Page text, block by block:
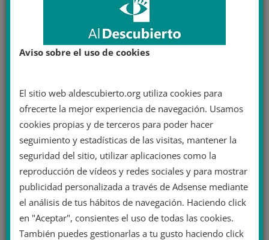
Aviso sobre el uso de cookies
El sitio web aldescubierto.org utiliza cookies para
ofrecerte la mejor experiencia de navegación. Usamos
cookies propias y de terceros para poder hacer
seguimiento y estadísticas de las visitas, mantener la
seguridad del sitio, utilizar aplicaciones como la
reproducción de vídeos y redes sociales y para mostrar
publicidad personalizada a través de Adsense mediante
el análisis de tus hábitos de navegación. Haciendo click
en "Aceptar", consientes el uso de todas las cookies.
También puedes gestionarlas a tu gusto haciendo click